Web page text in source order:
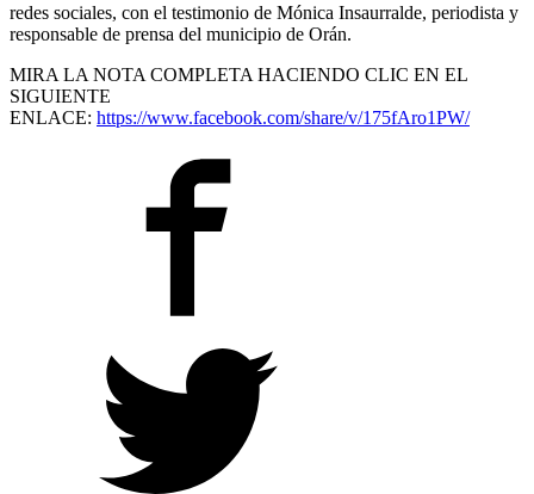
redes sociales, con el testimonio de Mónica Insaurralde, periodista y
responsable de prensa del municipio de Orán.
MIRA LA NOTA COMPLETA HACIENDO CLIC EN EL
SIGUIENTE
ENLACE: https://www.facebook.com/share/v/175fAro1PW/